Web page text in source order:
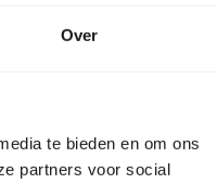
Over
te bieden en om ons
partners voor social